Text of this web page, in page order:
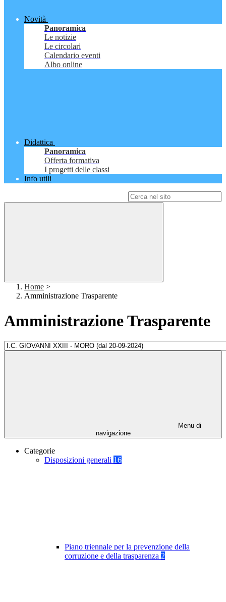
Novità
Panoramica
Le notizie
Le circolari
Calendario eventi
Albo online
Didattica
Panoramica
Offerta formativa
I progetti delle classi
Info utili
Home >
Amministrazione Trasparente
Amministrazione Trasparente
Menu di
navigazione
Categorie
Disposizioni generali 16
Piano triennale per la prevenzione della
corruzione e della trasparenza 2